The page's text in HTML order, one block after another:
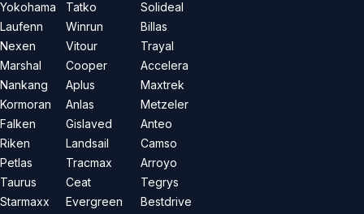
Yokohama
Laufenn
Nexen
Marshal
Nankang
Kormoran
Falken
Riken
Petlas
Taurus
Starmaxx
Tatko
Winrun
Vitour
Cooper
Aplus
Anlas
Gislaved
Landsail
Tracmax
Ceat
Evergreen
Solideal
Billas
Trayal
Accelera
Maxtrek
Metzeler
Anteo
Camso
Arroyo
Tegrys
Bestdrive